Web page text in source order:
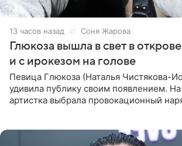
13 часов назад Соня Жарова
Глюкоза вышла в свет в
и с ирокезом на голове
Певица Глюкоза (Наталья Чистякова-
удивила публику своим появлением. На
артистка выбрала провокационный